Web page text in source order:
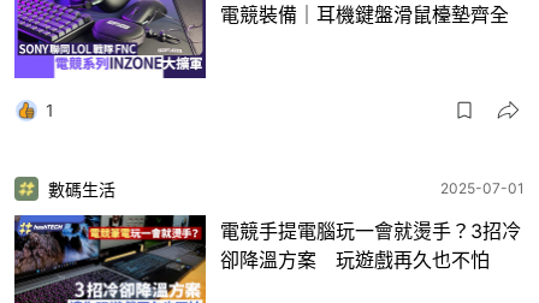
電競裝備｜耳機鍵盤滑鼠檯墊齊全
1
數碼生活 2025-07-01
電競手提電腦玩一會就燙手？3招冷
卻降溫方案 玩遊戲再久也不怕